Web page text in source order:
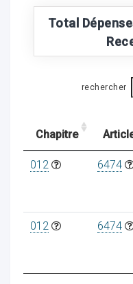
Total
rechercher
Chapitre
012 6474
012 6474